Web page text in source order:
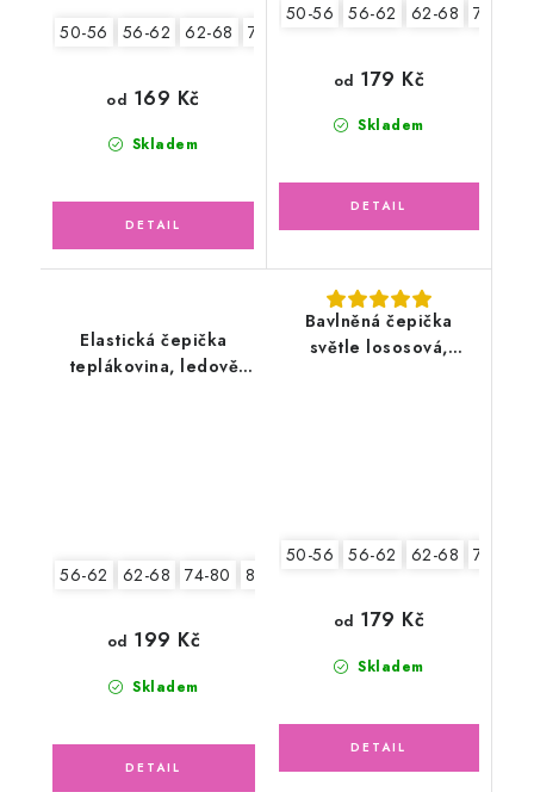
50-56 56-62 62-68 74-80
Skladem
od 169 Kč
50-56 56-62 62-68 74-80
Skladem
od 179 Kč
Elastická čepička
teplákovina, ledově
56-62 62-68 74-80 80-86
Skladem
od 199 Kč
Bavlněná čepička
světle lososová,
50-56 56-62 62-68 74-80
Skladem
od 179 Kč